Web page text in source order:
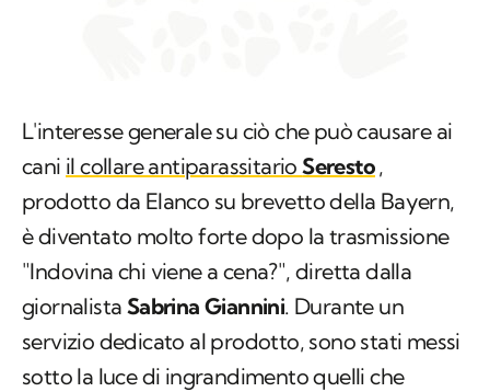
L'interesse generale su ciò che può causare ai
cani il collare antiparassitarioSeresto,
prodotto da Elanco su brevetto della Bayern,
è diventato molto forte dopo la trasmissione
"Indovina chi viene a cena?", diretta dalla
giornalista Sabrina Giannini. Durante un
servizio dedicato al prodotto, sono stati messi
sotto la luce di ingrandimento quelli che